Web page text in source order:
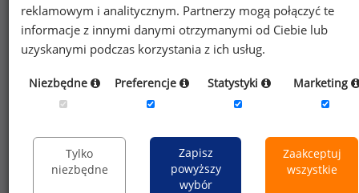
bezpłatna
użytkowników
premium
reklamowym i analitycznym. Partnerzy mogą połączyć te
informacje z innymi danymi otrzymanymi od Ciebie lub
uzyskanymi podczas korzystania z ich usług.
Niezbędne Preferencje Statystyki Marketing
Tylko
niezbędne
Zapisz
powyższy
wybór
Zaakceptuj
wszystkie